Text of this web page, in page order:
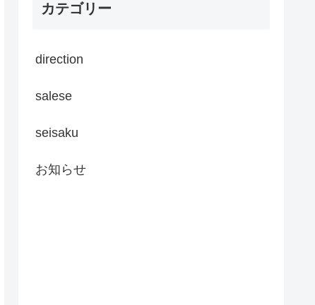
カテゴリー
direction
salese
seisaku
お知らせ